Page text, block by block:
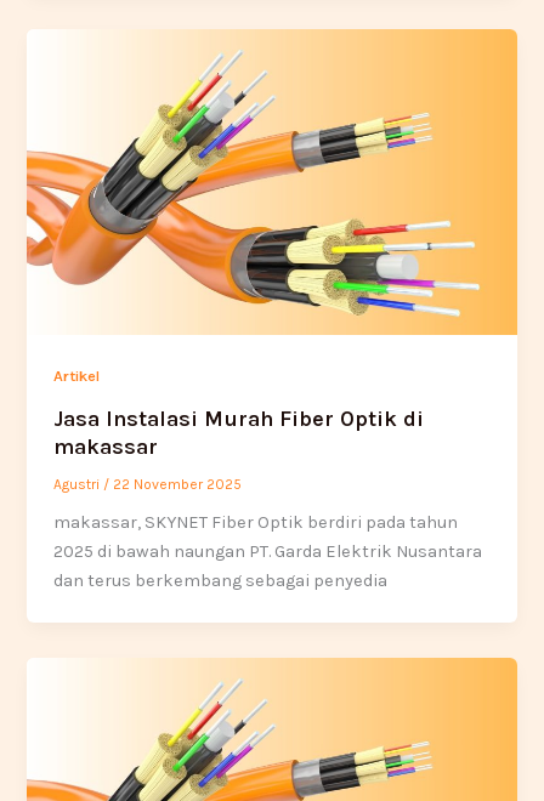
Artikel
Jasa Instalasi Murah Fiber Optik di
makassar
Agustri / 22 November 2025
makassar, SKYNET Fiber Optik berdiri pada tahun
2025 di bawah naungan PT. Garda Elektrik Nusantara
dan terus berkembang sebagai penyedia